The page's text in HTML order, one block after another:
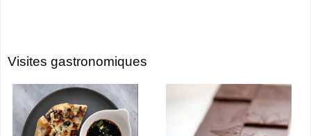
Visites gastronomiques